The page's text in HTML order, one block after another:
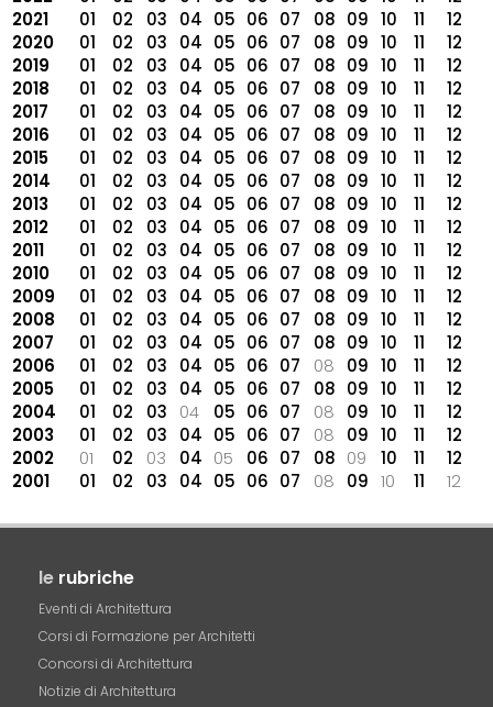
2021
01 02 03 04 05 06 07 08 09 10 11
12
2020
01 02 03 04 05 06 07 08 09 10 11
12
2019
01 02 03 04 05 06 07 08 09 10 11
12
2018
01 02 03 04 05 06 07 08 09 10 11
12
2017
01 02 03 04 05 06 07 08 09 10 11
12
2016
01 02 03 04 05 06 07 08 09 10 11
12
2015
01 02 03 04 05 06 07 08 09 10 11
12
2014
01 02 03 04 05 06 07 08 09 10 11
12
2013
01 02 03 04 05 06 07 08 09 10 11
12
2012
01 02 03 04 05 06 07 08 09 10 11
12
2011
01 02 03 04 05 06 07 08 09 10 11
12
2010
01 02 03 04 05 06 07 08 09 10 11
12
2009
01 02 03 04 05 06 07 08 09 10 11
12
2008
01 02 03 04 05 06 07 08 09 10 11
12
2007
01 02 03 04 05 06 07 08 09 10 11
12
2006
01 02 03 04 05 06 07 08 09 10 11
12
2005
01 02 03 04 05 06 07 08 09 10 11
12
2004
01 02 03 04 05 06 07 08 09 10 11
12
2003
01 02 03 04 05 06 07 08 09 10 11
12
2002
01 02 03 04 05 06 07 08 09 10 11
12
2001
01 02 03 04 05 06 07 08 09 10 11 12
le rubriche
Eventi di Architettura
Corsi di Formazione per Architetti
Concorsi di Architettura
Notizie di Architettura